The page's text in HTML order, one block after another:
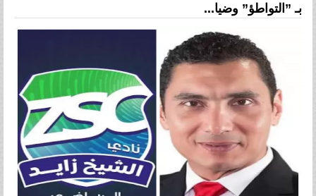
بـ ”التواطؤ” وضيا...